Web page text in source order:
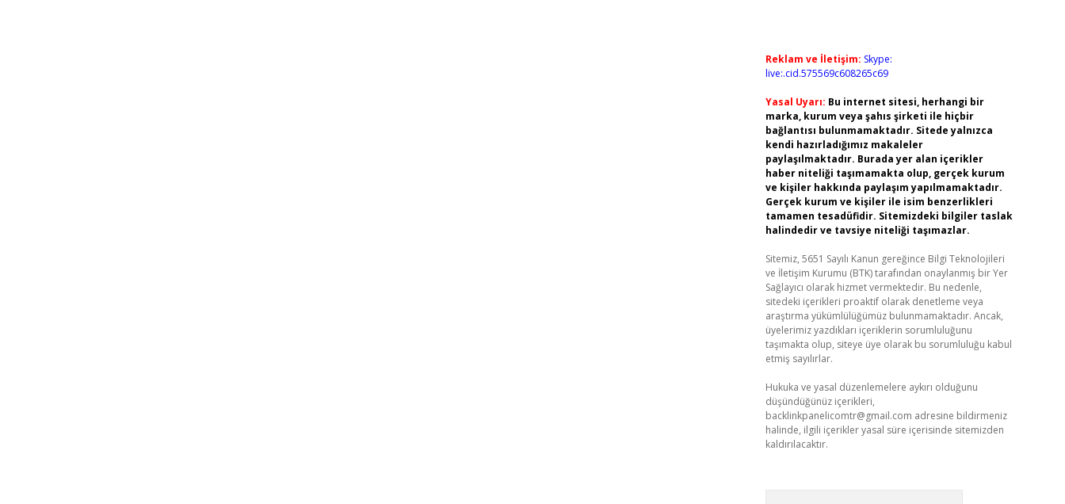
Reklam ve İletişim: Skype:
live:.cid.575569c608265c69
Yasal Uyarı: Bu internet sitesi, herhangi bir
marka, kurum veya şahıs şirketi ile hiçbir
bağlantısı bulunmamaktadır. Sitede yalnızca
kendi hazırladığımız makaleler
paylaşılmaktadır. Burada yer alan içerikler
haber niteliği taşımamakta olup, gerçek kurum
ve kişiler hakkında paylaşım yapılmamaktadır.
Gerçek kurum ve kişiler ile isim benzerlikleri
tamamen tesadüfidir. Sitemizdeki bilgiler taslak
halindedir ve tavsiye niteliği taşımazlar.
Sitemiz, 5651 Sayılı Kanun gereğince Bilgi Teknolojileri
ve İletişim Kurumu (BTK) tarafından onaylanmış bir Yer
Sağlayıcı olarak hizmet vermektedir. Bu nedenle,
sitedeki içerikleri proaktif olarak denetleme veya
araştırma yükümlülüğümüz bulunmamaktadır. Ancak,
üyelerimiz yazdıkları içeriklerin sorumluluğunu
taşımakta olup, siteye üye olarak bu sorumluluğu kabul
etmiş sayılırlar.
Hukuka ve yasal düzenlemelere aykırı olduğunu
düşündüğünüz içerikleri,
backlinkpanelicomtr@gmail.com adresine bildirmeniz
halinde, ilgili içerikler yasal süre içerisinde sitemizden
kaldırılacaktır.